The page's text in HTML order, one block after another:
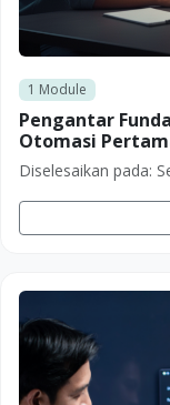
1 Module
Pengantar
Otomasi
Diselesaikan pada: